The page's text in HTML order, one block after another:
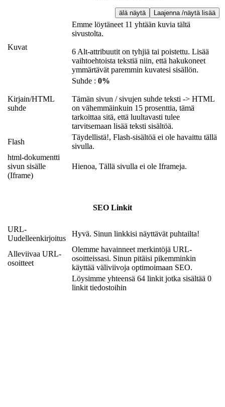
Laajenna /näytä lisää
älä näytä
Kuvat
Emme löytäneet 11 yhtään kuvia tältä
sivustolta.
6 Alt-attribuutit on tyhjiä tai poistettu. Lisää
vaihtoehtoista tekstiä niin, että hakukoneet
ymmärtävät paremmin kuvatesi sisällön.
Kirjain/HTML
suhde
Suhde : 0%
Tämän sivun / sivujen suhde teksti -> HTML
on vähemmäinkuin 15 prosenttia, tämä
tarkoittaa sitä, että luultavasti tulee
tarvitsemaan lisää teksti sisältöä.
Flash
Täydellistä!, Flash-sisältöä ei ole havaittu tällä
sivulla.
html-dokumentti
sivun sisälle
(Iframe)
Hienoa, Tällä sivulla ei ole Iframeja.
SEO Linkit
URL-
Uudelleenkirjoitus
Hyvä. Sinun linkkisi näyttävät puhtailta!
Alleviivaa URL-
osoitteet
Olemme havainneet merkintöjä URL-
osoitteissasi. Sinun pitäisi pikemminkin
käyttää väliviivoja optimoimaan SEO.
Löysimme yhteensä 64 linkit jotka sisältää 0
linkit tiedostoihin